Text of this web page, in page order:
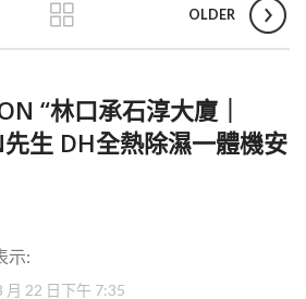
OLDER
“林口承石淳大廈｜
先生 DH全熱除濕一體機安
示:
月 22 日下午 7:35